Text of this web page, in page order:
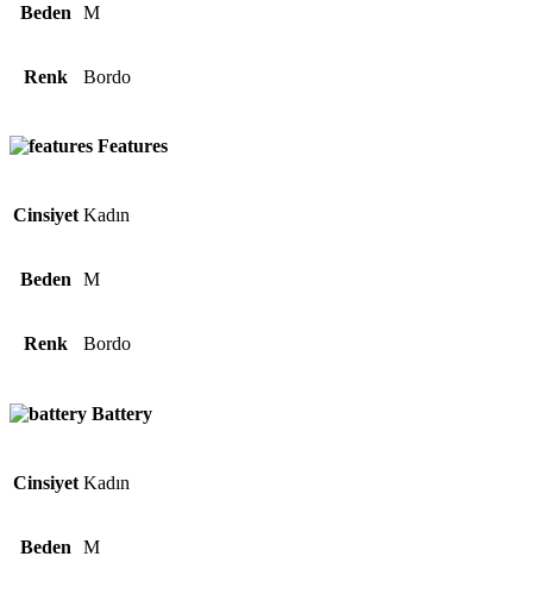
Beden M
Renk Bordo
Features
Cinsiyet Kadın
Beden M
Renk Bordo
Battery
Cinsiyet Kadın
Beden M